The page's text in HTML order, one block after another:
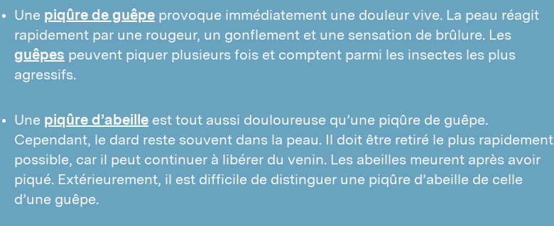
Punaises
Puces de canard
Moineaux
Prix indicatif lutte contre les guêpes
Prix indicatif lutte contre les rongeurs
Lépismes de papier
INSECTES VOLANTS
Guêpes
PARASITES STOCKS/MATÉRIEL
Silvain
Tribolium de la farine
Une piqûre de guêpe provoque immédiatement une douleur vive. La peau réagit
rapidement par une rougeur, un gonflement et une sensation de brûlure. Les
guêpes peuvent piquer plusieurs fois et comptent parmi les insectes les plus
agressifs.
Une piqûre d’abeille est tout aussi douloureuse qu’une piqûre de guêpe.
Cependant, le dard reste souvent dans la peau. Il doit être retiré le plus rapidement
possible, car il peut continuer à libérer du venin. Les abeilles meurent après avoir
piqué. Extérieurement, il est difficile de distinguer une piqûre d’abeille de celle
d’une guêpe.